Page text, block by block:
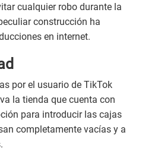
cualquier robo durante la
construcción ha
en internet.
por el usuario de TikTok
la tienda que cuenta con
para introducir las cajas
completamente vacías y a